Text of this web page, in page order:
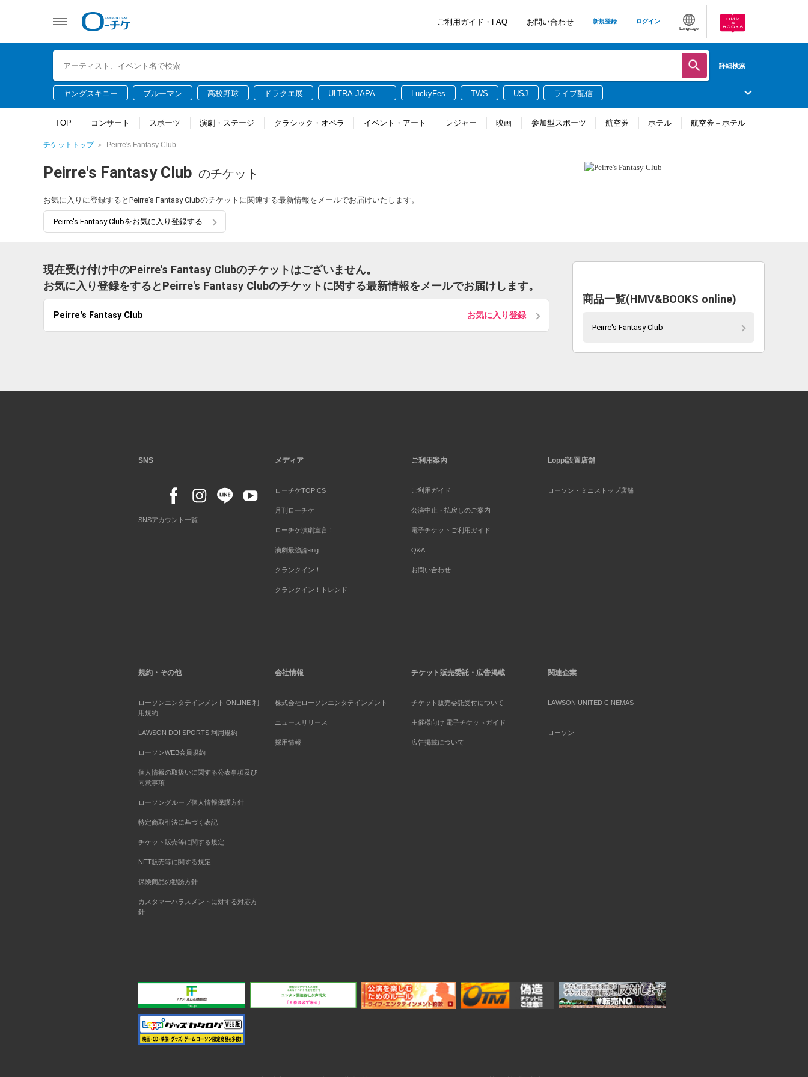
ご利用ガイド・FAQ お問い合わせ 新規登録 ログイン
Language
詳細検索
ヤングスキニー ブルーマン 高校野球 ドラクエ展
ULTRA JAPAN
LuckyFes TWS USJ ライブ配信
TOP コンサート スポーツ 演劇・ステージ クラシック・オペラ イベント・アート レジャー 映画 参加型スポーツ 航空券 ホテル 航空券＋ホテル
チケットトップ Peirre's Fantasy Club
Peirre's Fantasy Club のチケット
お気に入りに登録するとPeirre's Fantasy Clubのチケットに関連する最新情報をメールでお届けいたします。
Peirre's Fantasy Clubをお気に入り登録する
現在受け付け中のPeirre's Fantasy Clubのチケットはございません。
お気に入り登録をするとPeirre's Fantasy Clubのチケットに関する最新情報をメールでお届けします。
Peirre's Fantasy Club お気に入り登録
商品一覧(HMV&BOOKS online)
Peirre's Fantasy Club
SNS
SNSアカウント一覧
メディア
ローチケTOPICS
月刊ローチケ
ローチケ演劇宣言！
演劇最強論-ing
クランクイン！
クランクイン！トレンド
ご利用案内
ご利用ガイド
公演中止・払戻しのご案内
電子チケットご利用ガイド
Q&A
お問い合わせ
Loppi設置店舗
ローソン・ミニストップ店舗
規約・その他
ローソンエンタテインメント ONLINE 利
用規約
LAWSON DO! SPORTS 利用規約
ローソンWEB会員規約
個人情報の取扱いに関する公表事項及び
同意事項
ローソングループ個人情報保護方針
特定商取引法に基づく表記
チケット販売等に関する規定
NFT販売等に関する規定
保険商品の勧誘方針
カスタマーハラスメントに対する対応方
針
会社情報
株式会社ローソンエンタテインメント
ニュースリリース
採用情報
チケット販売委託・広告掲載
チケット販売委託受付について
主催様向け 電子チケットガイド
広告掲載について
関連企業
LAWSON UNITED CINEMAS
ローソン